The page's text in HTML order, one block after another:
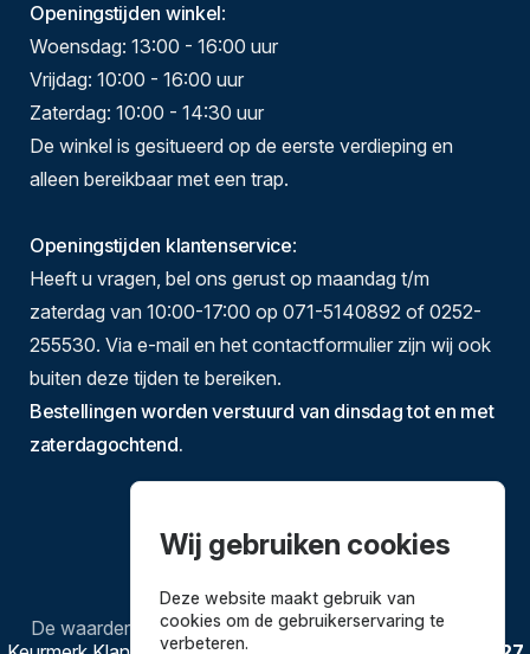
Openingstijden winkel:
Woensdag: 13:00 - 16:00 uur
Vrijdag: 10:00 - 16:00 uur
Zaterdag: 10:00 - 14:30 uur
De winkel is gesitueerd op de eerste verdieping en
alleen bereikbaar met een trap.
Openingstijden klantenservice:
Heeft u vragen, bel ons gerust op maandag t/m
zaterdag van 10:00-17:00 op 071-5140892 of 0252-
255530. Via e-mail en het contactformulier zijn wij ook
buiten deze tijden te bereiken.
Bestellingen worden verstuurd van dinsdag tot en met
zaterdagochtend.
De waardering vanBestekenpannen.nlbijWebwinkel
Wij gebruiken cookies
Deze website maakt gebruik van
cookies om de gebruikerservaring te
verbeteren.